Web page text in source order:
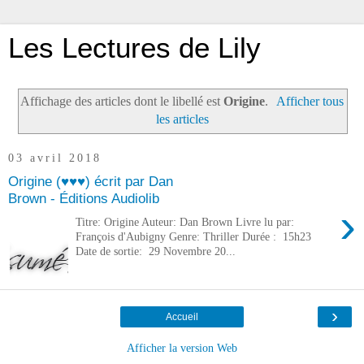
Les Lectures de Lily
Affichage des articles dont le libellé est Origine.
Afficher tous
les articles
03 avril 2018
Origine (♥♥♥) écrit par Dan
Brown - Éditions Audiolib
›
Titre: Origine Auteur: Dan Brown Livre lu par:
François d'Aubigny Genre: Thriller Durée : 15h23
Date de sortie: 29 Novembre 20...
›
Accueil
Afficher la version Web